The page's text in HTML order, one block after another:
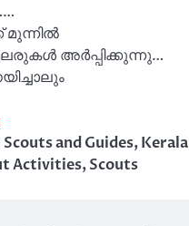
അർപ്പിക്കുന്നു…
and Guides,Kerala
Activities,Scouts